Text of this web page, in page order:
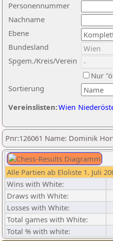
Nachname
Ebene
Sortierung
Personennummer
Bundesland
Spgem./Kreis/Verein
Nur
Vereinslisten:Wien
Pnr:126061 Name: Dominik
Alle Partien ab Eloliste 1. Juli
Wins with White:
Draws with White:
Losses with White:
Total games with White:
Total % with white: